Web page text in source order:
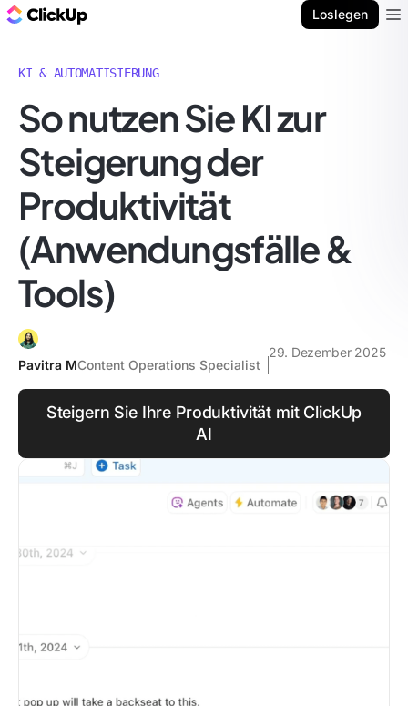
Loslegen
KI & AUTOMATISIERUNG
So nutzen Sie KI zur
Steigerung der
Produktivität
(Anwendungsfälle &
Tools)
Pavitra MContent Operations Specialist
29. Dezember 2025
Steigern Sie Ihre Produktivität mit ClickUp
AI